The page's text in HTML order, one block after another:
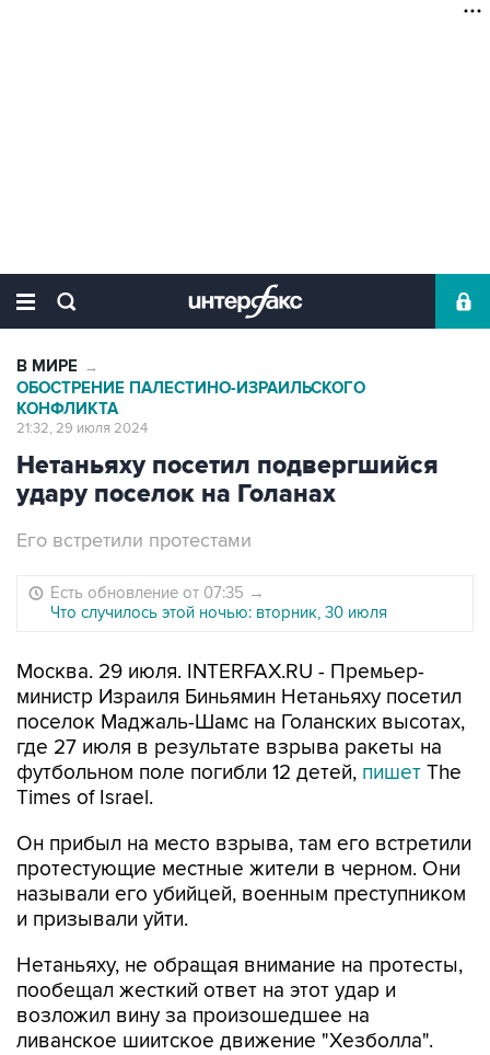
В МИРЕ →
ОБОСТРЕНИЕ ПАЛЕСТИНО-ИЗРАИЛЬСКОГО
КОНФЛИКТА
21:32, 29 июля 2024
Нетаньяху посетил подвергшийся
удару поселок на Голанах
Его встретили протестами
Есть обновление от 07:35 →
Что случилось этой ночью: вторник, 30 июля
Москва. 29 июля. INTERFAX.RU - Премьер-
министр Израиля Биньямин Нетаньяху посетил
поселок Маджаль-Шамс на Голанских высотах,
где 27 июля в результате взрыва ракеты на
футбольном поле погибли 12 детей, пишет The
Times of Israel.
Он прибыл на место взрыва, там его встретили
протестующие местные жители в черном. Они
называли его убийцей, военным преступником
и призывали уйти.
Нетаньяху, не обращая внимание на протесты,
пообещал жесткий ответ на этот удар и
возложил вину за произошедшее на
ливанское шиитское движение "Хезболла".